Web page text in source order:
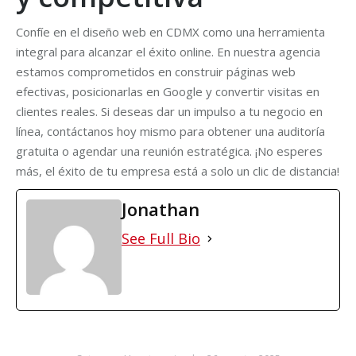
Confíe en el diseño web en CDMX como una herramienta
integral para alcanzar el éxito online. En nuestra agencia
estamos comprometidos en construir páginas web
efectivas, posicionarlas en Google y convertir visitas en
clientes reales. Si deseas dar un impulso a tu negocio en
línea, contáctanos hoy mismo para obtener una auditoría
gratuita o agendar una reunión estratégica. ¡No esperes
más, el éxito de tu empresa está a solo un clic de distancia!
Jonathan
See Full Bio